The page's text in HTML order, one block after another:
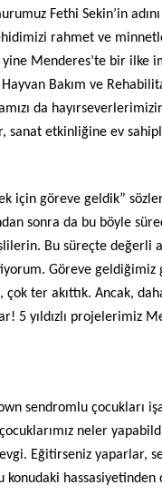
Fethi Sekin’in
rahmet ve
Menderes’te bir ilke
Bakım ve
da
etkinliğine ev
için göreve geldik”
sonra da bu böyle
Bu süreçte değerli
Göreve
ter akıttık. Ancak,
5 yıldızlı projelerimiz
sendromlu çocukları
neler
Eğitirseniz yaparlar,
konudaki